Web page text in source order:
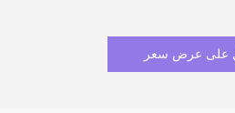
على عرض سعر